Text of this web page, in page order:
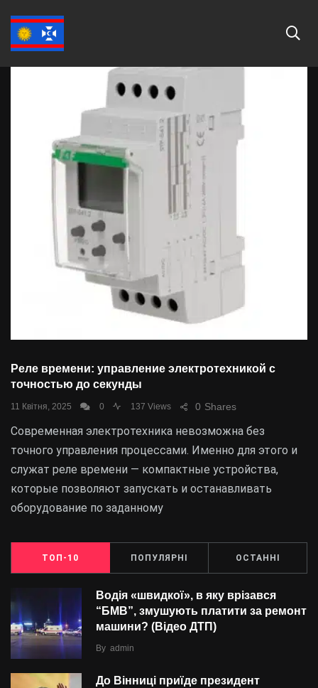
Реле времени: управление электротехникой с
точностью до секунды
11 Квітня, 2025 0 137 Views Shares
0
Современная электротехника невозможна без
точного управления процессами. Именно для этого и
служат реле времени — компактные устройства,
которые позволяют запускать и останавливать
оборудование по заданному
ТОП-10 ПОПУЛЯРНІ ОСТАННІ
Водія «швидкої», в яку врізався
“БMВ”, змушують платити за ремонт
машини? (Відео ДТП)
By admin
До Вінниці приїде президент